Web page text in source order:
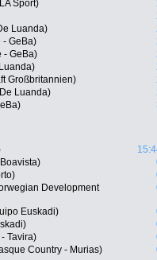
Sport)
Luanda)
- GeBa)
- GeBa)
Großbritannien)
Luanda)
Development
Euskadi)
Tavira)
Country - Murias)